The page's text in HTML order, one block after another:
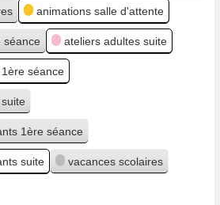
animations salle d'attente
séance ateliers adultes suite
séance
1ère séance
suite vacances scolaires